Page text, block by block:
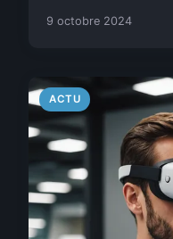
9 octobre 2024
ACTU